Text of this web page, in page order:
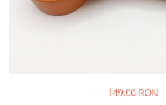
149,00 RON